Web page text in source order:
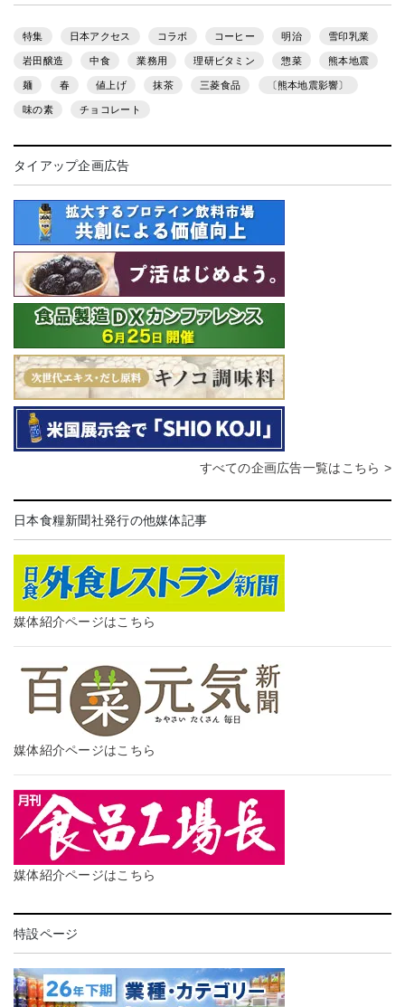
特集 日本アクセス コラボ コーヒー 明治 雪印乳業
岩田醸造 中食 業務用 理研ビタミン 惣菜 熊本地震
麺 春 値上げ 抹茶 三菱食品 〔熊本地震影響〕
味の素 チョコレート
タイアップ企画広告
すべての企画広告一覧はこちら >
日本食糧新聞社発行の他媒体記事
媒体紹介ページはこちら
媒体紹介ページはこちら
媒体紹介ページはこちら
特設ページ